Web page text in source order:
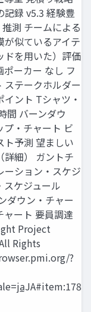
記録 v5.3 経験豊
測 チームによる
が似ているアイテ
ドを用いた）評価
ーカー なし フ
ステークホルダー
ント Tシャツ・
間 バーンダウ
プ・チャート ビ
ト予測 望ましい
詳細） ガントチ
ーション・スケジ
スケジュール
ダウン・チャー
ャート 要員調達
Project
Rights
?